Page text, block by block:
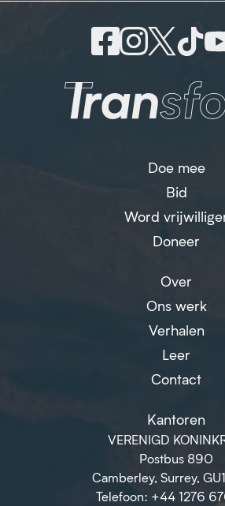
Doe mee
Bid
Word
Doneer
Over
Ons werk
Verhalen
Leer
Contact
Kantoren
VERENIGD
Postbus 890
Camberley, Surrey,
Telefoon: +44 1276